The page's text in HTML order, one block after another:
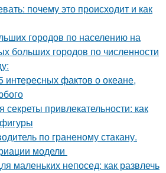
почему это происходит и как
городов по населению на
больших городов по численности
фактов о океане,
секреты привлекательности: как
по граненому стакану.
модели
маленьких непосед: как развлечь